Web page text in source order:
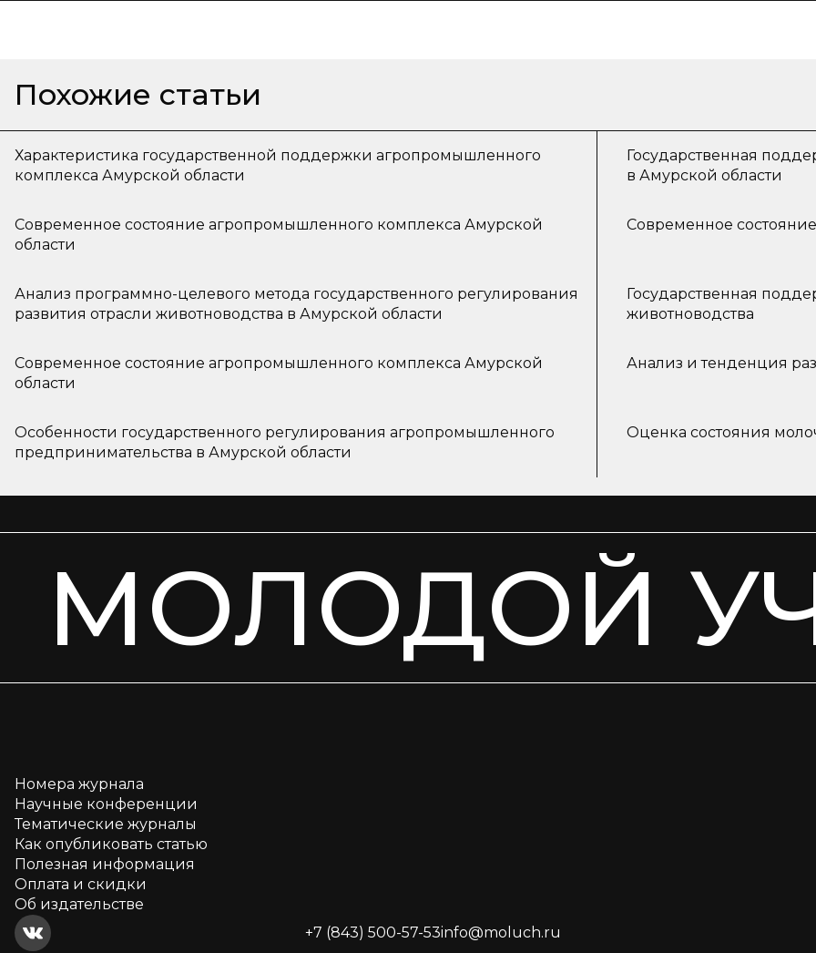
Похожие статьи
Характеристика государственной поддержки агропромышленного
комплекса Амурской области
Государственная
в Амурской области
Современное состояние агропромышленного комплекса Амурской
области
Современное
Анализ программно-целевого метода государственного регулирования
развития отрасли животноводства в Амурской области
Государственная
животноводства
Современное состояние агропромышленного комплекса Амурской
области
Анализ и тенденция
Особенности государственного регулирования агропромышленного
предпринимательства в Амурской области
Оценка состояния
МОЛОДОЙ
Номера журнала
Научные конференции
Тематические журналы
Как опубликовать статью
Полезная информация
Оплата и скидки
Об издательстве
+7 (843) 500-57-53info@moluch.ru